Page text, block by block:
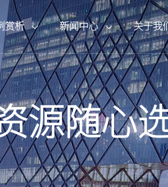
频道 CCTV4中文国际
军事 CCTV8电视剧
曲频道 CCTV12社会与
频道 CCTV17农业农
{else}{/pboot:if} {pboot:if(13'=='13')}
辽宁卫视
{else}{/pboot:if}
{else}
安徽卫视
{/pboot:if}
{else}{/pboot:if}
{else}{/pboot:if} {pboot:if(14'=='13')}
装
品牌打造套装
{else}{/pboot:if}
务
{else}
其他媒体服务
{/pboot:if}
赏析
{/pboot:if} {pboot:if(8'=='13')}{else}
专题案例
{else}{/pboot:if}
新闻中心
{/pboot:if} {pboot:if(2'=='13')}{else}
行业观察
{else}{/pboot:if}
关于我
{/pboot:if} {pboot:if(1'=='13')}{else}
荣誉资质
{else}{/pboot:if}
源随心